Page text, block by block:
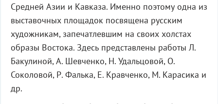
Средней Азии и Кавказа. Именно поэтому одна из
выставочных площадок посвящена русским
художникам, запечатлевшим на своих холстах
образы Востока. Здесь представлены работы Л.
Бакулиной, А. Шевченко, Н. Удальцовой, О.
Соколовой, Р. Фалька, Е. Кравченко, М. Карасика и
др.